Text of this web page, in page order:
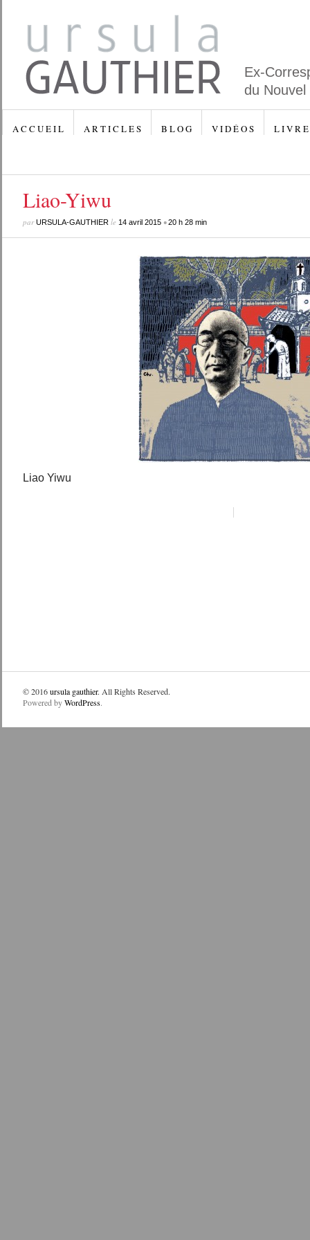
Ex-
du
A C C U E I L A R T I C L E S B L O G V I D É O S L I V R E
Liao-Yiwu
parURSULA-GAUTHIERle 14 avril 2015•20 h 28 min
Liao Yiwu
© 2016ursula gauthier. All Rights Reserved.
Powered byWordPress.